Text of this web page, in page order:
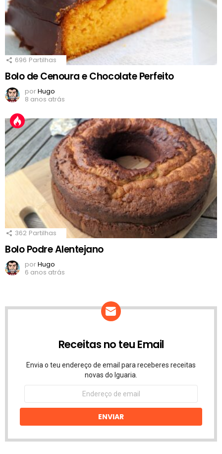
696 Partilhas
Bolo de Cenoura e Chocolate Perfeito
porHugo
8 anos atrás
362 Partilhas
Bolo Podre Alentejano
porHugo
6 anos atrás
Receitas no teu Email
Envia o teu endereço de email para receberes receitas
novas do Iguaria.
Endereço
email
ENVIAR